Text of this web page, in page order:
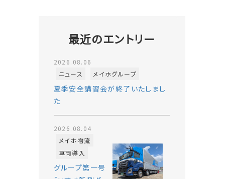
最近のエントリー
2026.08.06
ニュース メイホグループ
夏季安全講習会が終了いたしまし
た
2026.08.04
メイホ物流
車両導入
グループ第一号